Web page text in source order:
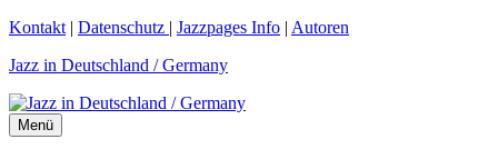
Zum
springen
Kontakt | Datenschutz | Jazzpages Info | Autoren
Jazz in Deutschland / Germany
Menü